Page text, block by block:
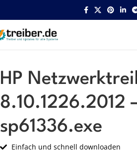
Startseite HP Netzwerk
HP
8.10.1226.2012
sp61336.exe
Einfach und schnell downloaden